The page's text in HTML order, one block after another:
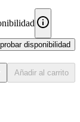
disponibilidad
Añadir al carrito